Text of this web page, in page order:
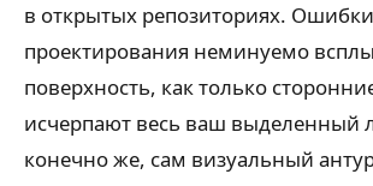
в открытых репозиториях. Ошибки
проектирования неминуемо
поверхность, как только
исчерпают весь ваш выделенный
конечно же, сам визуальный